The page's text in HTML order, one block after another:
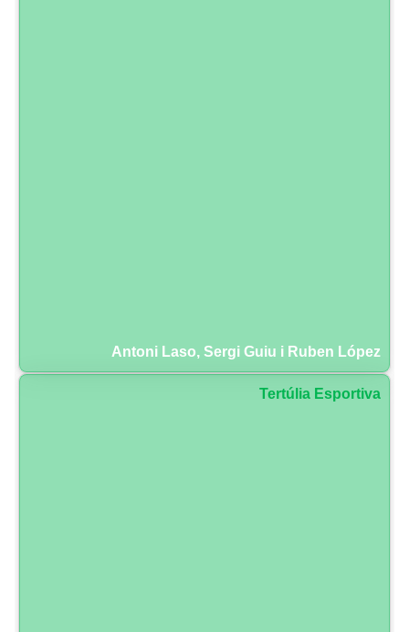
Antoni Laso, Sergi Guiu i Ruben López
Tertúlia Esportiva